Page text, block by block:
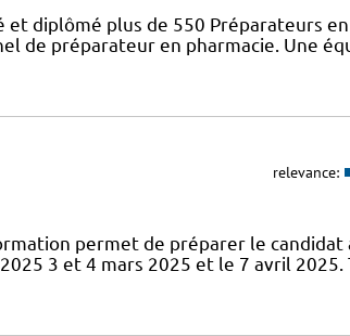
et diplômé plus de 550 Préparateurs
de préparateur en pharmacie. Une
relevance:
permet de préparer le candidat
3 et 4 mars 2025 et le 7 avril 2025.